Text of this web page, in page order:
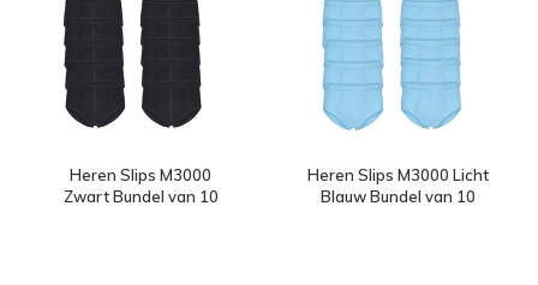
Heren Slips M3000
Zwart Bundel van 10
Heren Slips M3000 Licht
Blauw Bundel van 10